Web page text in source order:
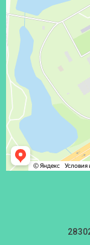
Проспект Ильича, 110